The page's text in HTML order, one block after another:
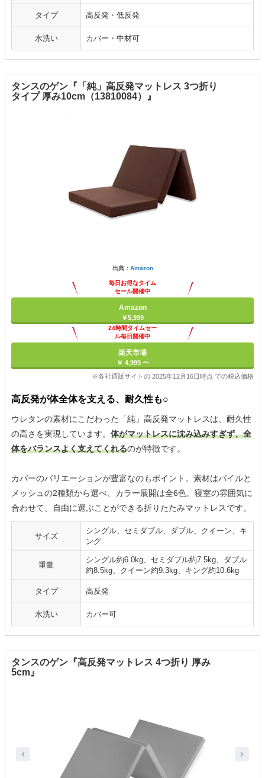
タイプ 高反発・低反発
水洗い カバー・中材可
タンスのゲン『「純」高反発マットレス 3つ折り
タイプ 厚み10cm（13810084）』
出典： Amazon
毎日お得なタイム
セール開催中
Amazon
￥5,999
24時間タイムセー
ル毎日開催中
楽天市場
￥ 4,999 〜
※各社通販サイトの 2025年12月16日時点 での税込価格
高反発が体全体を支える、耐久性も○
ウレタンの素材にこだわった「純」高反発マットレスは、耐久性
の高さを実現しています。 体がマットレスに沈み込みすぎず、全
体をバランスよく支えてくれるのが特徴です。
カバーのバリエーションが豊富なのもポイント。素材はパイルと
メッシュの2種類から選べ、カラー展開は全6色。寝室の雰囲気に
合わせて、自由に選ぶことができる折りたたみマットレスです。
サイズ
シングル、セミダブル、ダブル、クイーン、キ
ング
重量
シングル約6.0kg、セミダブル約7.5kg、ダブル
約8.5kg、クイーン約9.3kg、キング約10.6kg
タイプ 高反発
水洗い カバー可
タンスのゲン『高反発マットレス 4つ折り 厚み
5cm』